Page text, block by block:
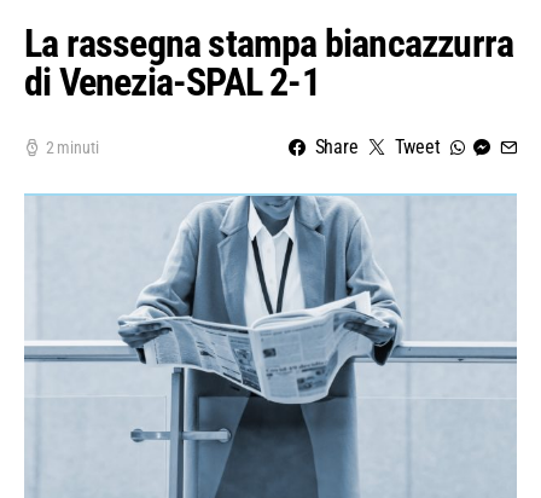
La rassegna stampa biancazzurra
di Venezia-SPAL 2-1
2 minuti Share Tweet